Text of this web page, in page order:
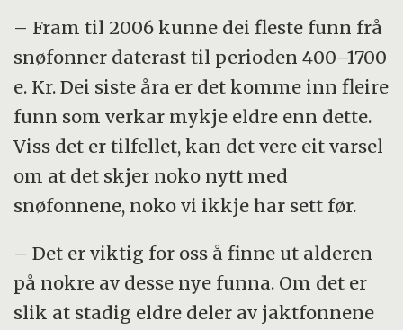
– Fram til 2006 kunne dei fleste funn frå
snøfonner daterast til perioden 400–1700
e. Kr. Dei siste åra er det komme inn fleire
funn som verkar mykje eldre enn dette.
Viss det er tilfellet, kan det vere eit varsel
om at det skjer noko nytt med
snøfonnene, noko vi ikkje har sett før.
– Det er viktig for oss å finne ut alderen
på nokre av desse nye funna. Om det er
slik at stadig eldre deler av jaktfonnene